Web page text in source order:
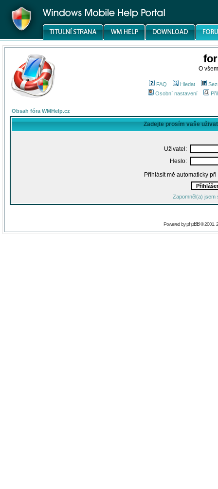
O
FAQ Hledat
Osobní nastavení
Obsah fóra WMHelp.cz
Zadejte prosím vaše
Uživatel:
Heslo:
Přihlásit mě automaticky
Zapomněl(a) jsem
Powered byphpBB© 2001,